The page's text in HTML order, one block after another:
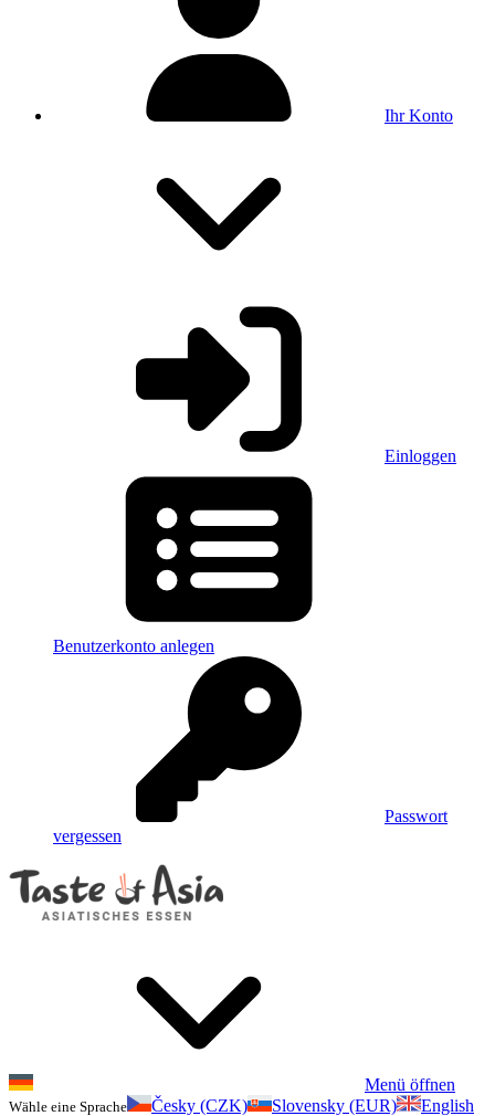
Ihr Konto
Einloggen
Benutzerkonto anlegen
Passwort
vergessen
Menü öffnen
Wähle eine Sprache Česky (CZK) Slovensky (EUR)
English